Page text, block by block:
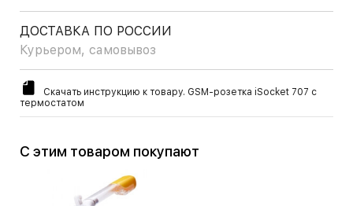
ДОСТАВКА ПО РОССИИ
Курьером, самовывоз
Скачать инструкцию к товару. GSM-розетка iSocket 707 с
термостатом
С этим товаром покупают